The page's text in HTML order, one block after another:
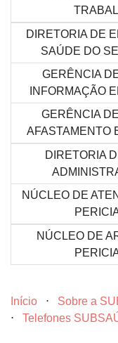
DIRETORIA DE
SAÚDE DO
GERÊNCIA
INFORMAÇÃO
GERÊNCIA
AFASTAMENTO
DIRETORIA
NÚCLEO DE
NÚCLEO DE
Início ⋅ Sobre a
⋅
Telefones